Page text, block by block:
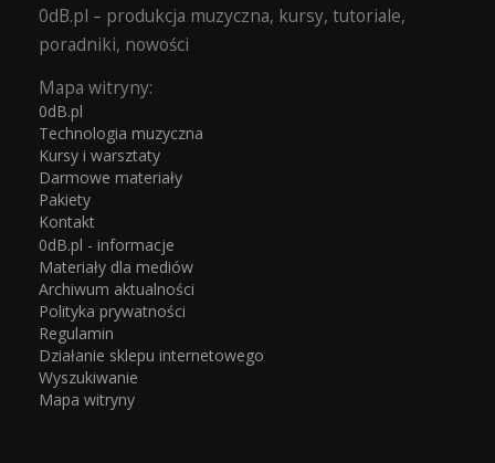
0dB.pl – produkcja muzyczna, kursy, tutoriale,
poradniki, nowości
Mapa witryny:
0dB.pl
Technologia muzyczna
Kursy i warsztaty
Darmowe materiały
Pakiety
Kontakt
0dB.pl - informacje
Materiały dla mediów
Archiwum aktualności
Polityka prywatności
Regulamin
Działanie sklepu internetowego
Wyszukiwanie
Mapa witryny